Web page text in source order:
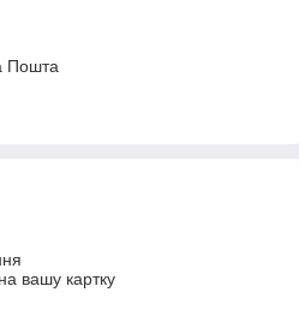
Пошта
вашу картку